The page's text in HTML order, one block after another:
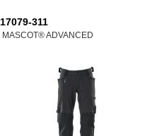
17079-311
MASCOT® ADVANCED